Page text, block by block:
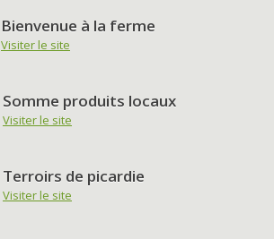
Bienvenue à la ferme
Visiter le site
Somme produits locaux
Visiter le site
Terroirs de picardie
Visiter le site